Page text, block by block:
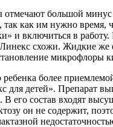
отмечают большой
так как им нужно время,
и включиться в
схожи. Жидкие
микрофлоры
более
для детей». Препарат
его состав входят
он не содержит,